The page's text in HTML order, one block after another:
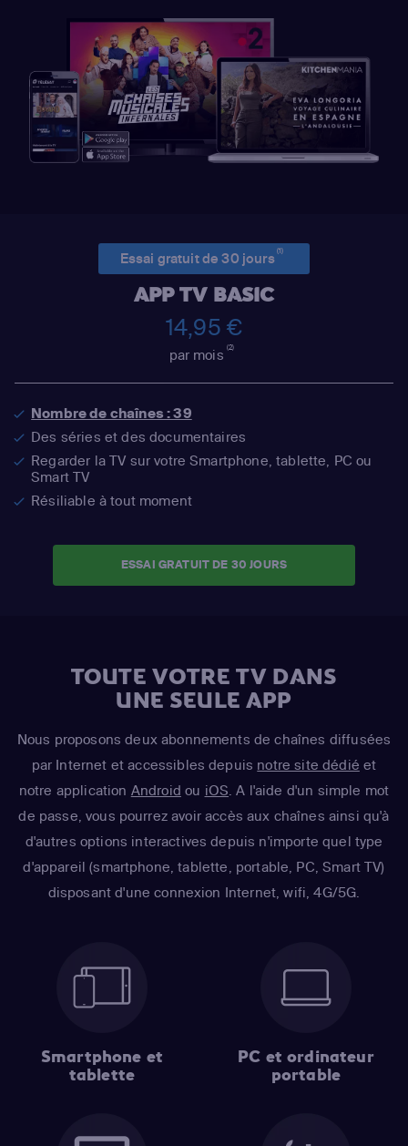
Essai gratuit de 30 jours(1)
APP TV BASIC
14,95 €
par mois(2)
Nombre de chaînes : 39
Des séries et des documentaires
Regarder la TV sur votre Smartphone, tablette, PC ou
Smart TV
Résiliable à tout moment
ESSAI GRATUIT DE 30 JOURS
TOUTE VOTRE TV DANS
UNE SEULE APP
Nous proposons deux abonnements de chaînes diffusées
par Internet et accessibles depuis notre site dédié et
notre application Android ou iOS . A l'aide d'un simple mot
de passe, vous pourrez avoir accès aux chaînes ainsi qu'à
d'autres options interactives depuis n'importe quel type
d'appareil (smartphone, tablette, portable, PC, Smart TV)
disposant d'une connexion Internet, wifi, 4G/5G.
Smartphone et
tablette
PC et ordinateur
portable